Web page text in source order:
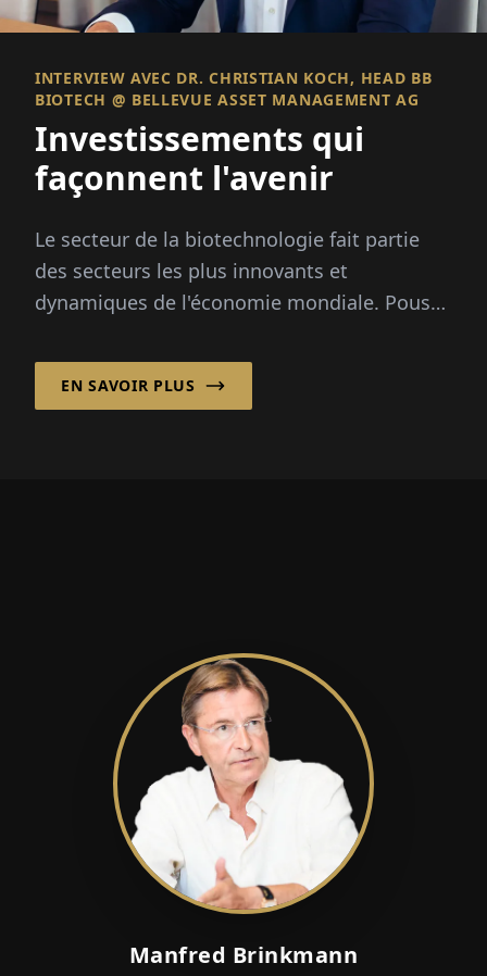
INTERVIEW AVEC DR. CHRISTIAN KOCH, HEAD BB
BIOTECH @ BELLEVUE ASSET MANAGEMENT AG
Investissements qui
façonnent l'avenir
Le secteur de la biotechnologie fait partie
des secteurs les plus innovants et
dynamiques de l'économie mondiale. Poussé
EN SAVOIR PLUS
Manfred Brinkmann